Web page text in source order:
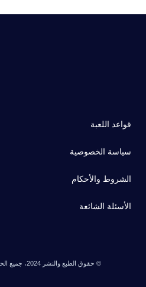
قواعد اللعبة
سياسة الخصوصية
الشروط والأحكام
الأسئلة الشائعة
© حقوق الطبع والنشر 2024، جميع الحقوق محفوظة لـ Fanzword